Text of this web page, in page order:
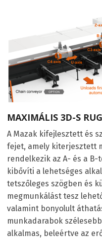
MAXIMÁLIS 3D-S
A Mazak kifejlesztett és
fejet, amely kiterjesztett
rendelkezik az A- és a
kibővíti a lehetséges
tetszőleges szögben és
megmunkálást tesz
valamint bonyolult
munkadarabok
alkalmas, beleértve az